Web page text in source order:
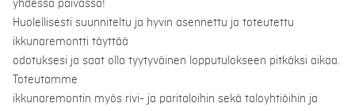
yhdessä päivässä!
Huolellisesti suunniteltu ja hyvin asennettu ja toteutettu
ikkunaremontti täyttää
odotuksesi ja saat olla tyytyväinen lopputulokseen pitkäksi aikaa.
Toteutamme
ikkunaremontin myös rivi- ja paritaloihin sekä taloyhtiöihin ja